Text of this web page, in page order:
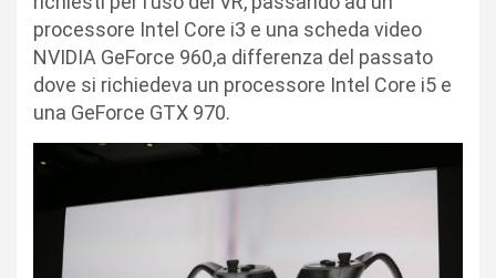
processore Intel Core i3 e una scheda video
NVIDIA GeForce 960,a differenza del passato
dove si richiedeva un processore Intel Core i5 e
una GeForce GTX 970.